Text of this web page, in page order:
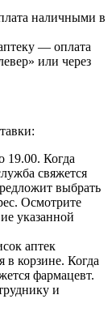
наличными в
— оплата
или через
19.00. Когда
свяжется
выбрать
Осмотрите
указанной
аптек
в корзине. Когда
фармацевт.
и